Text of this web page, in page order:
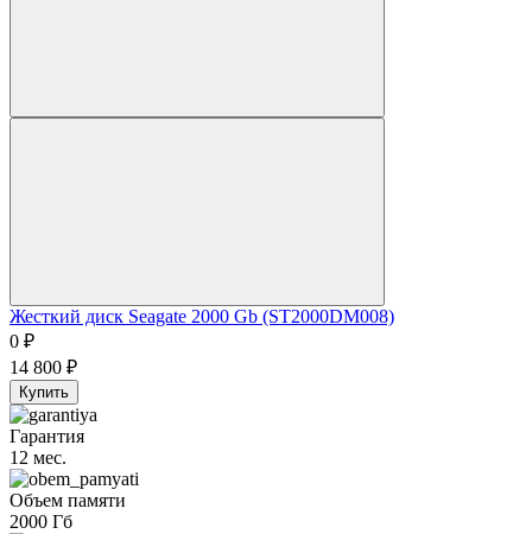
Жесткий диск Seagate 2000 Gb (ST2000DM008)
0 ₽
14 800 ₽
Купить
Гарантия
12 мес.
Объем памяти
2000 Гб